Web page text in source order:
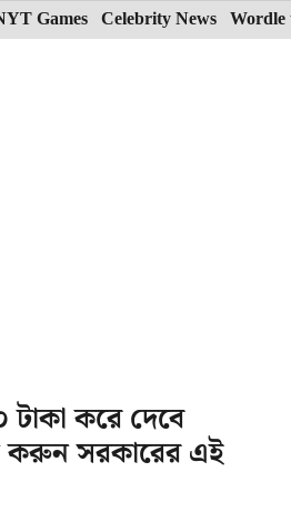
Games Celebrity News Wordle
করে দেবে
সরকারের এই